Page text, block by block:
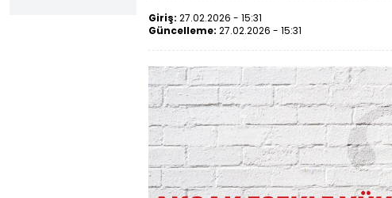
Giriş: 27.02.2026 - 15:31
Güncelleme: 27.02.2026 - 15:31